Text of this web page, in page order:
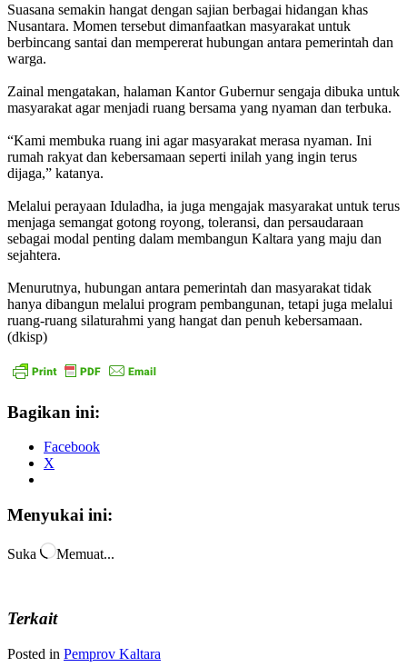
Suasana semakin hangat dengan sajian berbagai hidangan khas
Nusantara. Momen tersebut dimanfaatkan masyarakat untuk
berbincang santai dan mempererat hubungan antara pemerintah dan
warga.
Zainal mengatakan, halaman Kantor Gubernur sengaja dibuka untuk
masyarakat agar menjadi ruang bersama yang nyaman dan terbuka.
“Kami membuka ruang ini agar masyarakat merasa nyaman. Ini
rumah rakyat dan kebersamaan seperti inilah yang ingin terus
dijaga,” katanya.
Melalui perayaan Iduladha, ia juga mengajak masyarakat untuk terus
menjaga semangat gotong royong, toleransi, dan persaudaraan
sebagai modal penting dalam membangun Kaltara yang maju dan
sejahtera.
Menurutnya, hubungan antara pemerintah dan masyarakat tidak
hanya dibangun melalui program pembangunan, tetapi juga melalui
ruang-ruang silaturahmi yang hangat dan penuh kebersamaan.
(dkisp)
Bagikan ini:
Facebook
X
Menyukai ini:
Suka Memuat...
Terkait
Posted in Pemprov Kaltara